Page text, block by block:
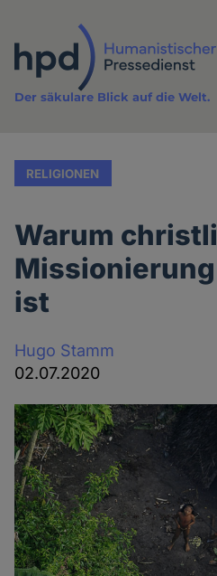
Inhalt
Der säkulare Blick auf die Welt.
RELIGIONEN
Warum
ist
Hugo Stamm
02.07.2020